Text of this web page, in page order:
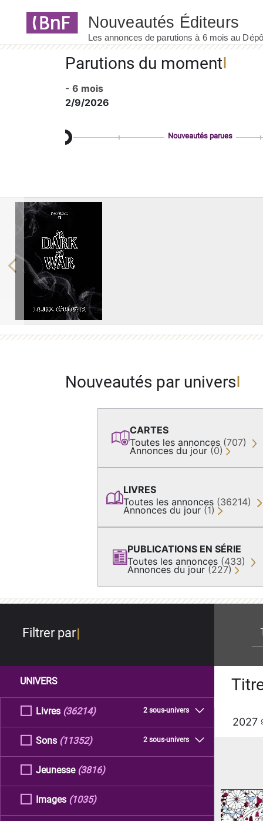
Parutions du moment
- 6 mois
2/9/2026
Nouveautés parues
Previous
Nouveautés par univers
CARTES
Toutes les annonces (707)
Annonces du jour (0)
LIVRES
Toutes les annonces (36214)
Annonces du jour (1)
PUBLICATIONS EN SÉRIE
Toutes les annonces (433)
Annonces du jour (227)
Filtrer par
UNIVERS
Livres 2 sous-univers
(36214)
Sons 2 sous-univers
(11352)
Jeunesse (3816)
Images (1035)
2027